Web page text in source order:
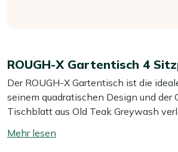
ROUGH-X Gartentisch 4
Der ROUGH-X Gartentisch ist die
seinem quadratischen Design und
Tischblatt aus Old Teak Greywash
praktischer Begleiter für gesellige